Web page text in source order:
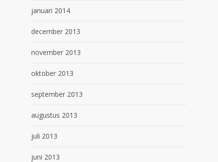
januari 2014
december 2013
november 2013
oktober 2013
september 2013
augustus 2013
juli 2013
juni 2013